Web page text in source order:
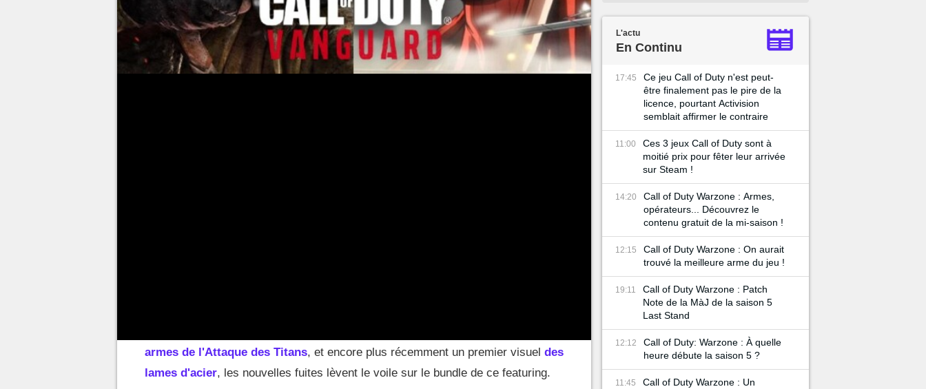
armes de l'Attaque des Titans, et encore plus récemment un premier visuel des
lames d'acier, les nouvelles fuites lèvent le voile sur le bundle de ce featuring.
L'actu
En Continu
17:45
Ce jeu Call of Duty n'est peut-
être finalement pas le pire de la
licence, pourtant Activision
semblait affirmer le contraire
11:00
Ces 3 jeux Call of Duty sont à
moitié prix pour fêter leur arrivée
sur Steam !
14:20
Call of Duty Warzone : Armes,
opérateurs... Découvrez le
contenu gratuit de la mi-saison !
12:15
Call of Duty Warzone : On aurait
trouvé la meilleure arme du jeu !
19:11
Call of Duty Warzone : Patch
Note de la MàJ de la saison 5
Last Stand
12:12
Call of Duty: Warzone : À quelle
heure débute la saison 5 ?
11:45
Call of Duty Warzone : Un